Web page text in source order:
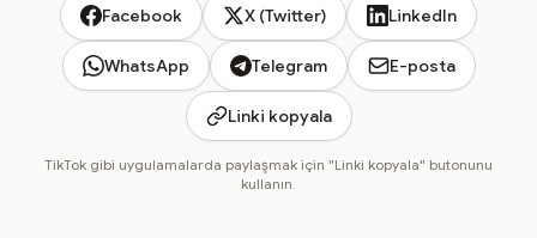
Facebook X (Twitter) LinkedIn
WhatsApp Telegram E-posta
Linki kopyala
TikTok gibi uygulamalarda paylaşmak için "Linki kopyala" butonunu
kullanın.